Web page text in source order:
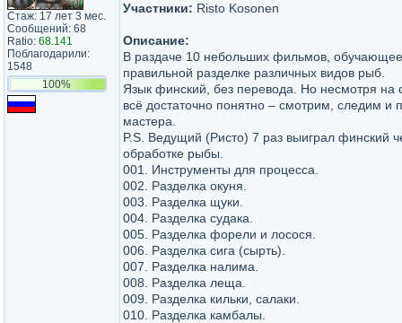
Стаж: 17 лет 3 мес.
Сообщений: 68
Ratio: 68.141
Поблагодарили:
1548
100%
Участники: Risto Kosonen
Описание:
В раздаче 10 небольших фильмов,
правильной разделке различных видов рыб.
Язык финский, без перевода. Но несмотря на
всё достаточно понятно – смотрим, следим и
мастера.
P.S. Ведущий (Ристо) 7 раз выиграл финский
обработке рыбы.
001. Инструменты для процесса.
002. Разделка окуня.
003. Разделка щуки.
004. Разделка судака.
005. Разделка форели и лосося.
006. Разделка сига (сырть).
007. Разделка налима.
008. Разделка леща.
009. Разделка кильки, салаки.
010. Разделка камбалы.